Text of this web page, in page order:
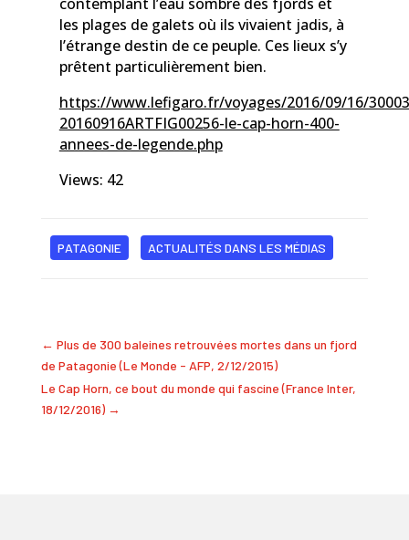
les plages de galets où ils vivaient jadis, à
l’étrange destin de ce peuple. Ces lieux s’y
prêtent particulièrement bien.
https://www.lefigaro.fr/voyages/2016/09/16/
20160916ARTFIG00256-le-cap-horn-400-
annees-de-legende.php
Views: 42
PATAGONIE ACTUALITÉS DANS LES MÉDIAS
← Plus de 300 baleines retrouvées mortes dans un fjord
de Patagonie (Le Monde - AFP, 2/12/2015)
Le Cap Horn, ce bout du monde qui fascine (France Inter,
18/12/2016)→